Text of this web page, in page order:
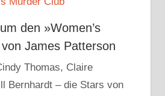
den »Women’s
James Patterson
Thomas, Claire
Bernhardt – die Stars von